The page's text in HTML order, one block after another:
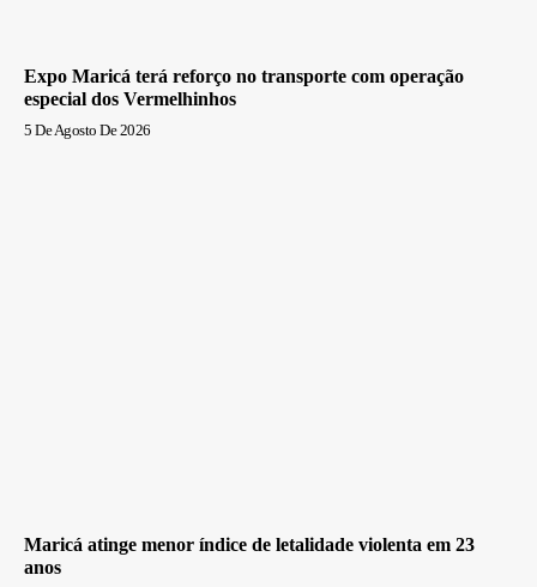
Expo Maricá terá reforço no transporte com operação
especial dos Vermelhinhos
5 De Agosto De 2026
Maricá atinge menor índice de letalidade violenta em 23
anos